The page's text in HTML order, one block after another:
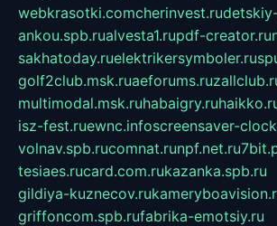
webkrasotki.comcherinvest.ru
ankou.spb.rualvesta1.rupdf-creator.ru
sakhatoday.ruelektrikersymboler.ru
golf2club.msk.ruaeforums.ru
multimodal.msk.ruhabaigry.ru
isz-fest.ruewnc.infoscreensaver-
volnav.spb.rucomnat.runpf.net.ru
tesiaes.rucard.com.rukazanka.spb.ru
gildiya-kuznecov.ru
griffoncom.spb.rufabrika-emotsiy.ru